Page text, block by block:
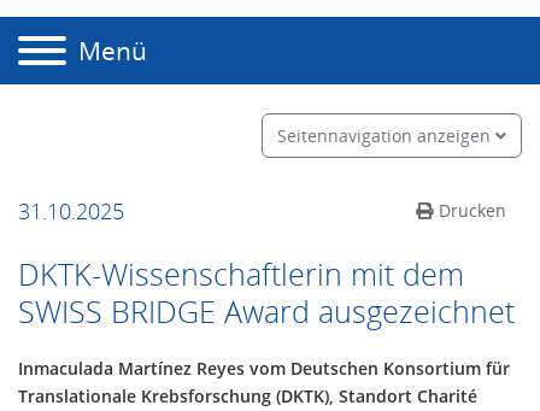
Menü
Seitennavigation anzeigen
31.10.2025 Drucken
DKTK-Wissenschaftlerin mit dem
SWISS BRIDGE Award ausgezeichnet
Inmaculada Martínez Reyes vom Deutschen Konsortium für
Translationale Krebsforschung (DKTK), Standort Charité